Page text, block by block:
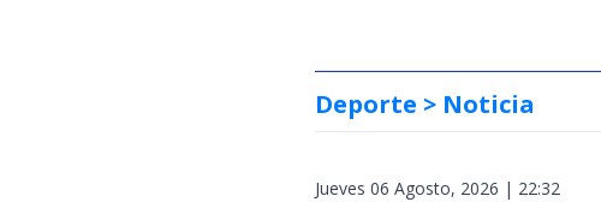
Deporte > Noticia
Jueves 06 Agosto, 2026 | 22:32